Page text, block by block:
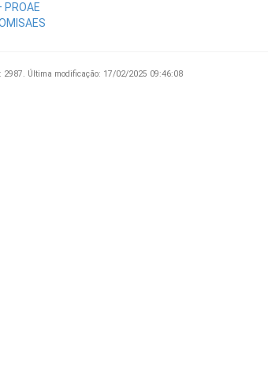
2987. Última modificação: 17/02/2025 09:46:08